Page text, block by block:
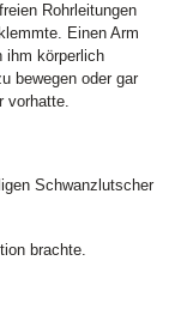
Rohrleitungen
Einen Arm
ihm körperlich
bewegen oder gar
vorhatte.
Schwanzlutscher
brachte.